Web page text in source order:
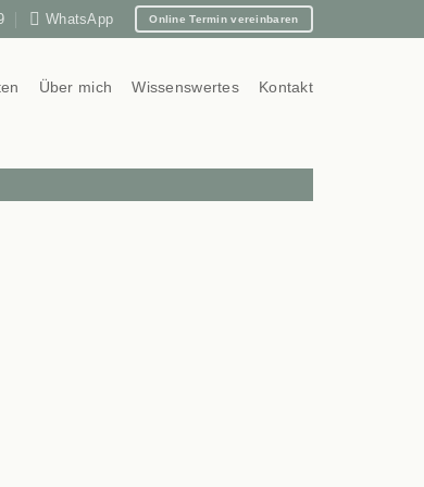
WhatsApp Online Termin vereinbaren
Über mich Wissenswertes Kontakt